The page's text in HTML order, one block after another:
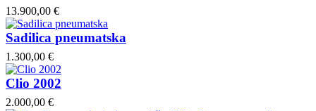
13.900,00 €
Sadilica pneumatska
1.300,00 €
Clio 2002
2.000,00 €